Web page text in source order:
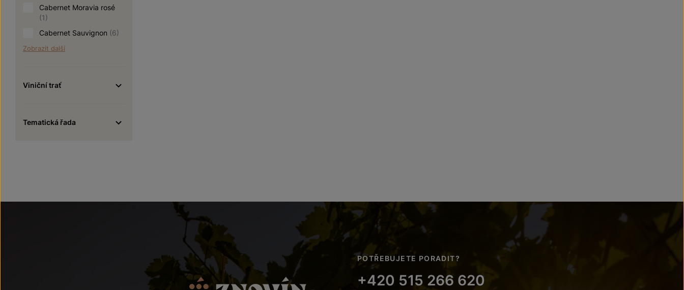
Cabernet Moravia rosé
(1)
Cabernet Sauvignon (6)
Zobrazit další
Viniční trať
Tematická řada
POTŘEBUJETE PORADIT?
+420 515 266 620